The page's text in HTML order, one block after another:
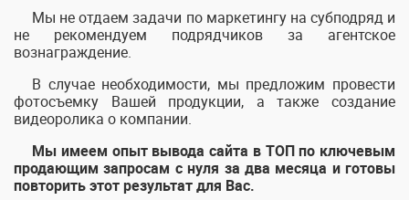
Мы не отдаем задачи по маркетингу на субподряд и
не рекомендуем подрядчиков за агентское
вознаграждение.
В случае необходимости, мы предложим провести
фотосъемку Вашей продукции, а также создание
видеоролика о компании.
Мы имеем опыт вывода сайта в ТОП по ключевым
продающим запросам с нуля за два месяца и готовы
повторить этот результат для Вас.